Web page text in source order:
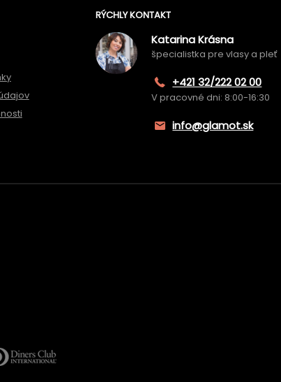
RÝCHLY KONTAKT
Katarina Krásna
špecialistka pre vlasy a pleť
+421 32/222 02 00
V pracovné dni: 8:00-16:30
info@glamot.sk